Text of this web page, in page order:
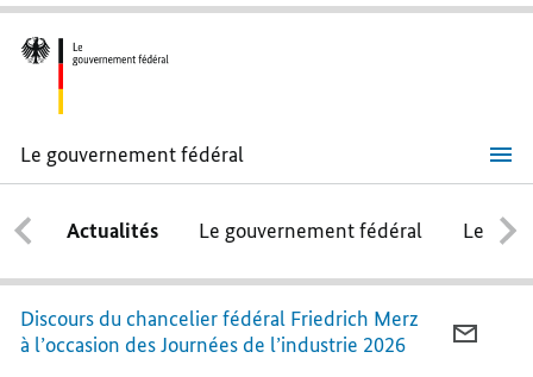
Le gouvernement fédéral
«
Prospérité
pour
la
jeunesse
»
Actualités Le gouvernement fédéral Le
Discours du chancelier fédéral Friedrich Merz
à l’occasion des Journées de l’industrie 2026